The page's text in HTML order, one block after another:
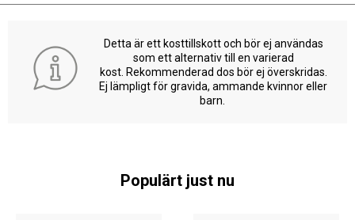
Detta är ett kosttillskott och bör ej användas
som ett alternativ till en varierad
kost. Rekommenderad dos bör ej överskridas.
Ej lämpligt för gravida, ammande kvinnor eller
barn.
Populärt just nu